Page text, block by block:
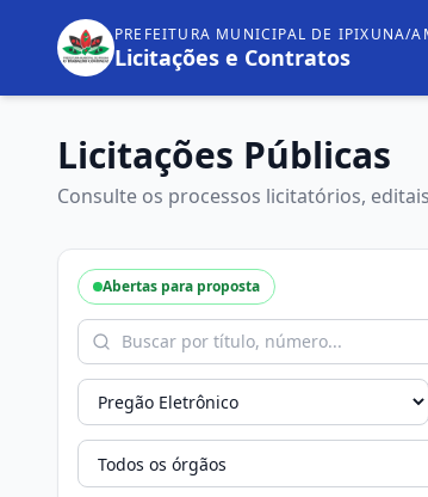
PREFEITURA MUNICIPAL DE IPIXUNA/
Licitações e Contratos
Licitações Públicas
Consulte os processos licitatórios,
Abertas para proposta